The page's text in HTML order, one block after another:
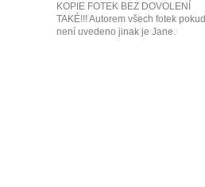
KOPIE FOTEK BEZ DOVOLENÍ
TAKÉ!!! Autorem všech fotek pokud
není uvedeno jinak je Jane.